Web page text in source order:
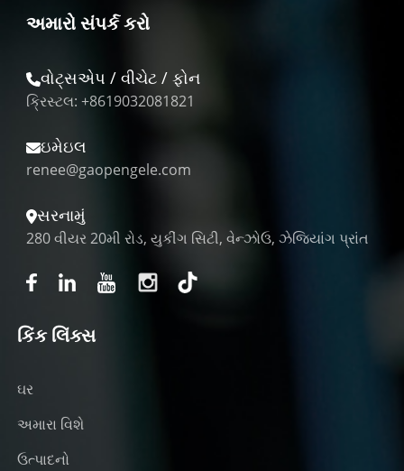
અમારો સંપર્ક કરો
વોટ્સએપ / વીચેટ / ફોન
ક્રિસ્ટલ: +8619032081821
ઇમેઇલ
renee@gaopengele.com
સરનામું
280 વીયર 20મી રોડ, યુકીંગ સિટી, વેન્ઝોઉ, ઝેજિયાંગ પ્રાંત
કિંક લિંક્સ
ઘર
અમારા વિશે
ઉત્પાદનો